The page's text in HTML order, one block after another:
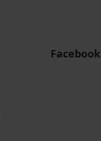
Facebook